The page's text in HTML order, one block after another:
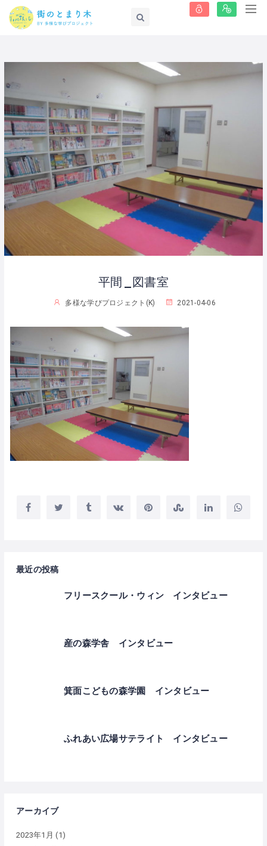
平間_図書室
多様な学びプロジェクト(K) 2021-04-06
最近の投稿
フリースクール・ウィン インタビュー
産の森学舎 インタビュー
箕面こどもの森学園 インタビュー
ふれあい広場サテライト インタビュー
アーカイブ
2023年1月 (1)